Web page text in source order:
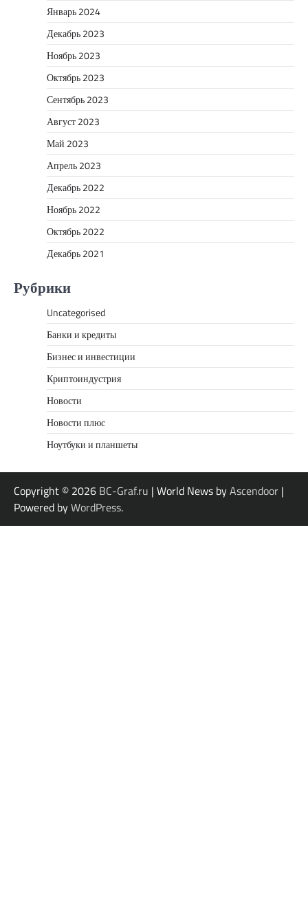
Январь 2024
Декабрь 2023
Ноябрь 2023
Октябрь 2023
Сентябрь 2023
Август 2023
Май 2023
Апрель 2023
Декабрь 2022
Ноябрь 2022
Октябрь 2022
Декабрь 2021
Рубрики
Uncategorised
Банки и кредиты
Бизнес и инвестиции
Криптоиндустрия
Новости
Новости плюс
Ноутбуки и планшеты
Copyright © 2026 BC-Graf.ru | World News byAscendoor |
Powered byWordPress.